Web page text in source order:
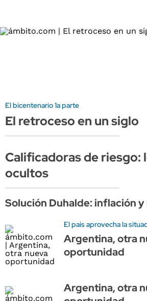
El bicentenario 1a parte
El retroceso en un siglo
Calificadoras de riesgo:
ocultos
Solución Duhalde: inflación
El país aprovecha la
Argentina, otra
oportunidad
Argentina, otra